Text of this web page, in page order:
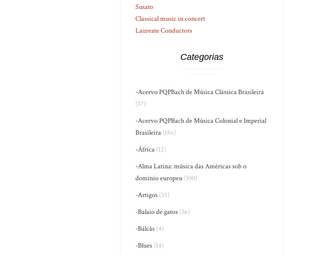
Susato
Classical music in concert
Laureate Conductors
Categorias
-Acervo PQPBach de Música Clássica Brasileira
(37)
-Acervo PQPBach de Música Colonial e Imperial
Brasileira (186)
-África (12)
-Alma Latina: música das Américas sob o
domínio europeu (100)
-Artigos (35)
-Balaio de gatos (36)
-Bálcãs (4)
-Blues (14)